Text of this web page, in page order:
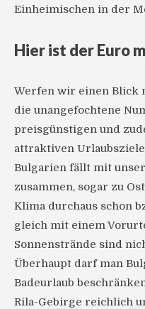
Einheimischen in der
Hier ist der Euro
Werfen wir einen Blick
die unangefochtene
preisgünstigen und
attraktiven
Bulgarien fällt mit
zusammen, sogar zu
Klima durchaus schon
gleich mit einem
Sonnenstrände sind
Überhaupt darf man
Badeurlaub
Rila-Gebirge reichlich